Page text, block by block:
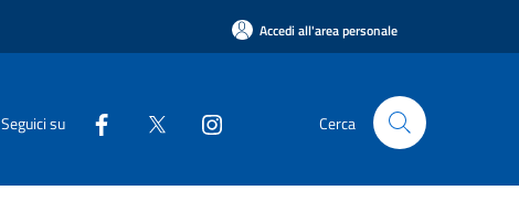
Accedi all'area personale
Seguici su Cerca